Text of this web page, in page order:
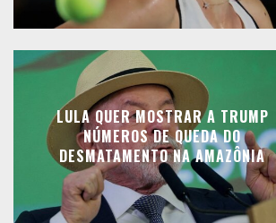
LULA QUER MOSTRAR A TRUMP
NÚMEROS DE QUEDA DO
DESMATAMENTO NA AMAZÔNIA